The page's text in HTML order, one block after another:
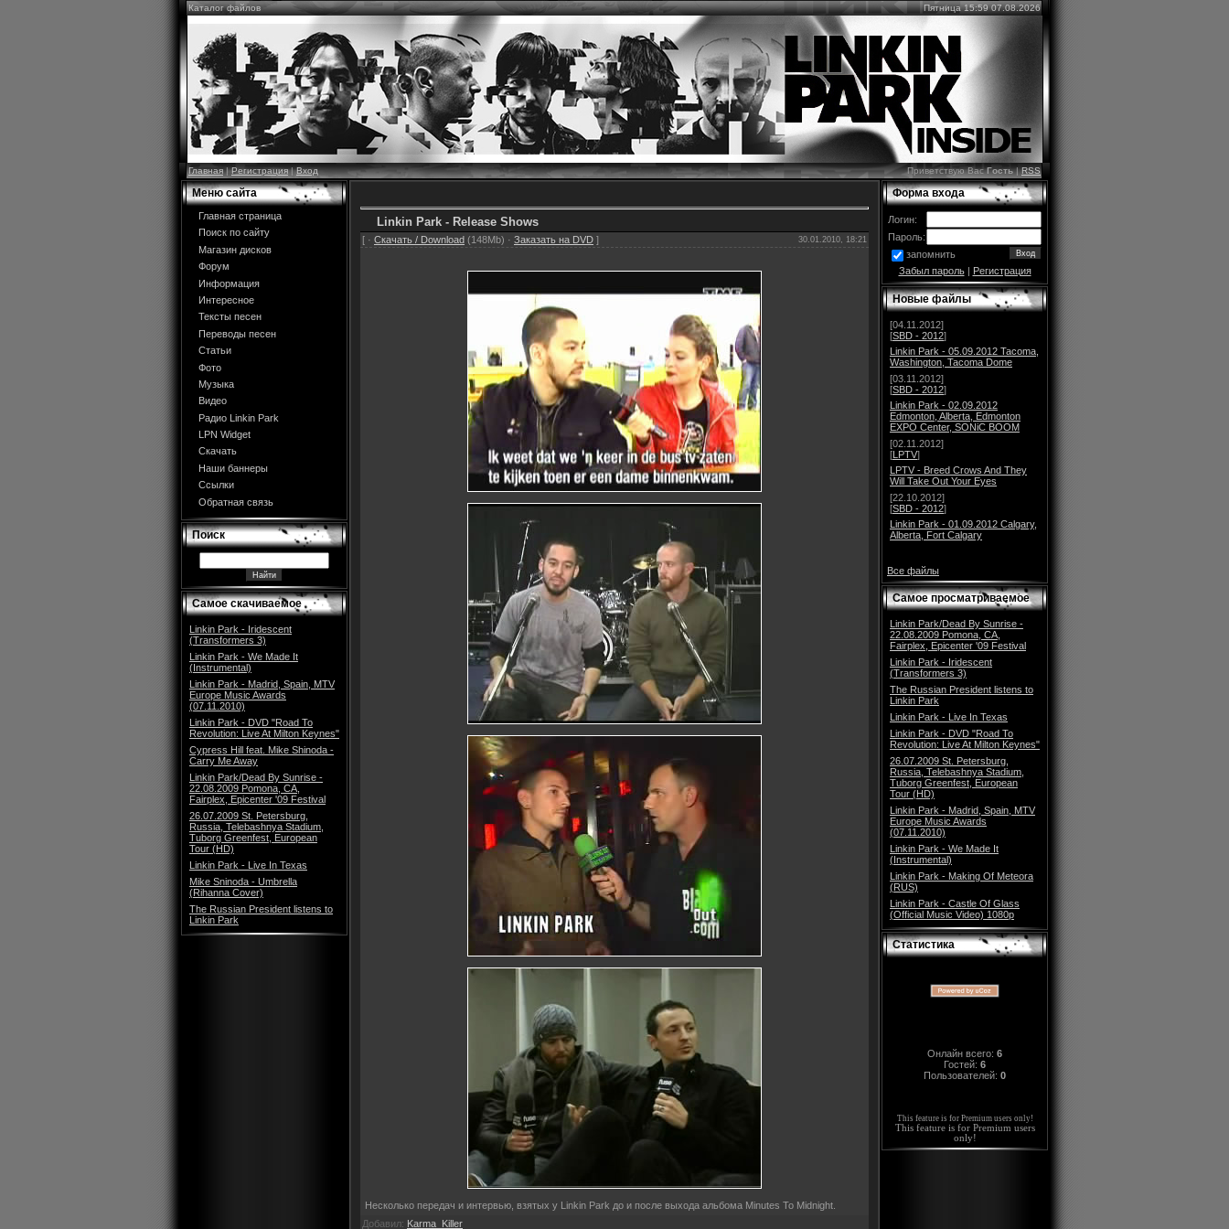
Каталог файлов Пятница 15:59 07.08.2026
Главная|Регистрация|Вход Приветствую ВасГость|RSS
Меню сайта
Главная страница
Поиск по сайту
Магазин дисков
Форум
Информация
Интересное
Тексты песен
Переводы песен
Статьи
Фото
Музыка
Видео
Радио Linkin Park
LPN Widget
Скачать
Наши баннеры
Ссылки
Обратная связь
Поиск
Самое скачиваемое
Linkin Park - Iridescent
(Transformers 3)
Linkin Park - We Made It
(Instrumental)
Linkin Park - Madrid, Spain, MTV
Europe Music Awards
(07.11.2010)
Linkin Park - DVD "Road To
Revolution: Live At Milton Keynes"
Cypress Hill feat. Mike Shinoda -
Carry Me Away
Linkin Park/Dead By Sunrise -
22.08.2009 Pomona, CA,
Fairplex, Epicenter '09 Festival
26.07.2009 St. Petersburg,
Russia, Telebashnya Stadium,
Tuborg Greenfest, European
Tour (HD)
Linkin Park - Live In Texas
Mike Sninoda - Umbrella
(Rihanna Cover)
The Russian President listens to
Linkin Park
Linkin Park - Release Shows
[ · Скачать / Download (148Mb) · Заказать на DVD ] 30.01.2010, 18:21
Несколько передач и интервью, взятых у Linkin Park до и после выхода альбома Minutes To Midnight.
Добавил: Karma_Killer
Форма входа
Логин:
Пароль:
запомнить
Забыл пароль| Регистрация
Новые файлы
[04.11.2012]
[SBD - 2012]
Linkin Park - 05.09.2012 Tacoma,
Washington, Tacoma Dome
[03.11.2012]
[SBD - 2012]
Linkin Park - 02.09.2012
Edmonton, Alberta, Edmonton
EXPO Center, SONiC BOOM
[02.11.2012]
[LPTV]
LPTV - Breed Crows And They
Will Take Out Your Eyes
[22.10.2012]
[SBD - 2012]
Linkin Park - 01.09.2012 Calgary,
Alberta, Fort Calgary
Все файлы
Самое просматриваемое
Linkin Park/Dead By Sunrise -
22.08.2009 Pomona, CA,
Fairplex, Epicenter '09 Festival
Linkin Park - Iridescent
(Transformers 3)
The Russian President listens to
Linkin Park
Linkin Park - Live In Texas
Linkin Park - DVD "Road To
Revolution: Live At Milton Keynes"
26.07.2009 St. Petersburg,
Russia, Telebashnya Stadium,
Tuborg Greenfest, European
Tour (HD)
Linkin Park - Madrid, Spain, MTV
Europe Music Awards
(07.11.2010)
Linkin Park - We Made It
(Instrumental)
Linkin Park - Making Of Meteora
(RUS)
Linkin Park - Castle Of Glass
(Official Music Video) 1080p
Статистика
Онлайн всего: 6
Гостей: 6
Пользователей: 0
This feature is for Premium users only!
This feature is for Premium users
only!